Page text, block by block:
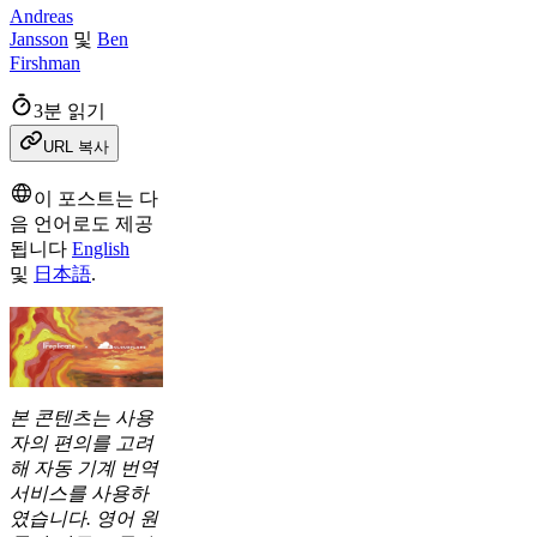
Andreas
Jansson 및 Ben
Firshman
3분 읽기
URL 복사
이 포스트는 다
음 언어로도 제공
됩니다 English
및 日本語.
본 콘텐츠는 사용
자의 편의를 고려
해 자동 기계 번역
서비스를 사용하
였습니다. 영어 원